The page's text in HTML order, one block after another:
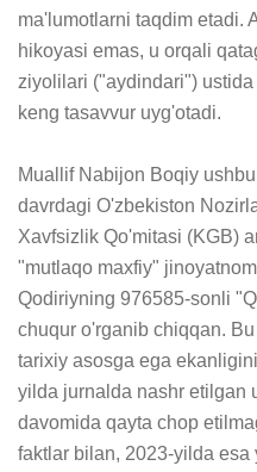
ma'lumotlarni taqdim etadi.
hikoyasi emas, u orqali
ziyolilari ("aydindari")
keng tasavvur uyg'otadi.
Muallif Nabijon Boqiy
davrdagi O'zbekiston
Xavfsizlik Qo'mitasi (KGB)
"mutlaqo maxfiy"
Qodiriyning 976585-sonli
chuqur o'rganib chiqqan.
tarixiy asosga ega
yilda jurnalda nashr etilgan
davomida qayta chop
faktlar bilan, 2023-yilda